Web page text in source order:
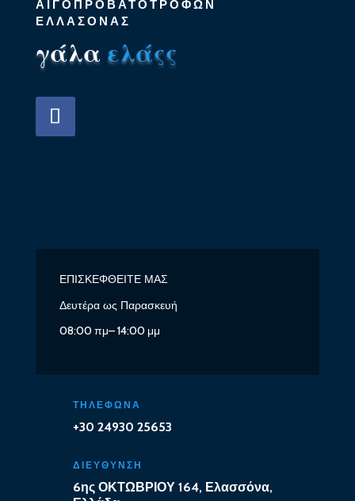
ΑΙΓΟΠΡΟΒΑΤΟΤΡΟΦΩΝ
ΕΛΛΑΣΟΝΑΣ
γάλα ελάςς
ΕΠΙΣΚΕΦΘΕΙΤΕ ΜΑΣ
Δευτέρα ως Παρασκευή
08:00 πμ– 14:00 μμ
ΤΗΛΕΦΩΝΑ
+30 24930 25653
ΔΙΕΥΘΥΝΣΗ
6ης ΟΚΤΩΒΡΙΟΥ 164, Ελασσόνα,